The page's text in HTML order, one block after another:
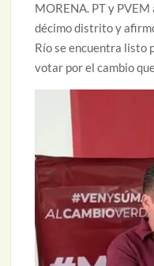
MORENA. PT y PVEM
décimo distrito y
Río se encuentra listo
votar por el cambio